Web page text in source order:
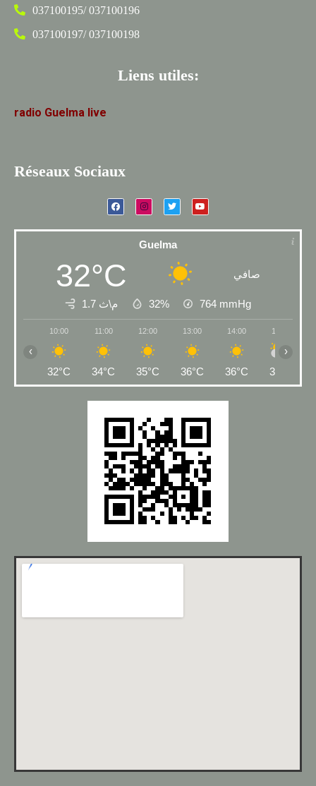
037100195/ 037100196
037100197/ 037100198
Liens utiles:
radio Guelma live
Réseaux Sociaux
Guelma
32°C صافي
1.7 م\ث 32% 764 mmHg
10:00
32°C
11:00
34°C
12:00
35°C
13:00
36°C
14:00
36°C
15:00
36°C
‹ ›